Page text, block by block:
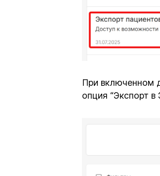
При включенном
опция “Экспорт в